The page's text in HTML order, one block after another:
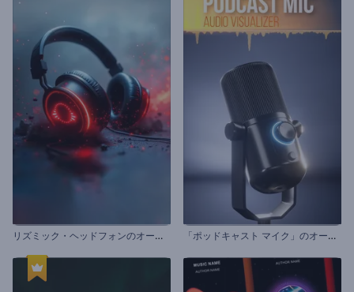
リ
ズミック・ヘッドフォンのオーディオ・ビジュアライザー 「
ポッドキャスト マイク」のオーディオ ビジュアライザー